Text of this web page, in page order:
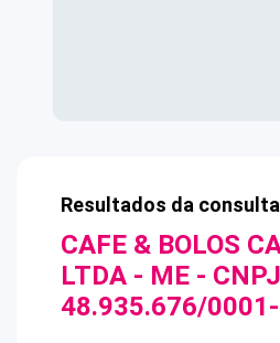
Resultados da
CAFE & BOLOS
LTDA - ME - CNPJ
48.935.676/